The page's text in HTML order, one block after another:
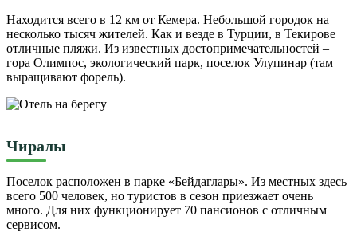
Находится всего в 12 км от Кемера. Небольшой городок на
несколько тысяч жителей. Как и везде в Турции, в Текирове
отличные пляжи. Из известных достопримечательностей –
гора Олимпос, экологический парк, поселок Улупинар (там
выращивают форель).
Чиралы
Поселок расположен в парке «Бейдаглары». Из местных здесь
всего 500 человек, но туристов в сезон приезжает очень
много. Для них функционирует 70 пансионов с отличным
сервисом.